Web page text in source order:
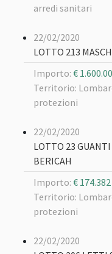
arredi sanitari
22/02/2020
LOTTO 213
Importo: €
Territorio:
protezioni
22/02/2020
LOTTO 23
BERICAH
Importo: € 174.382
Territorio:
protezioni
22/02/2020